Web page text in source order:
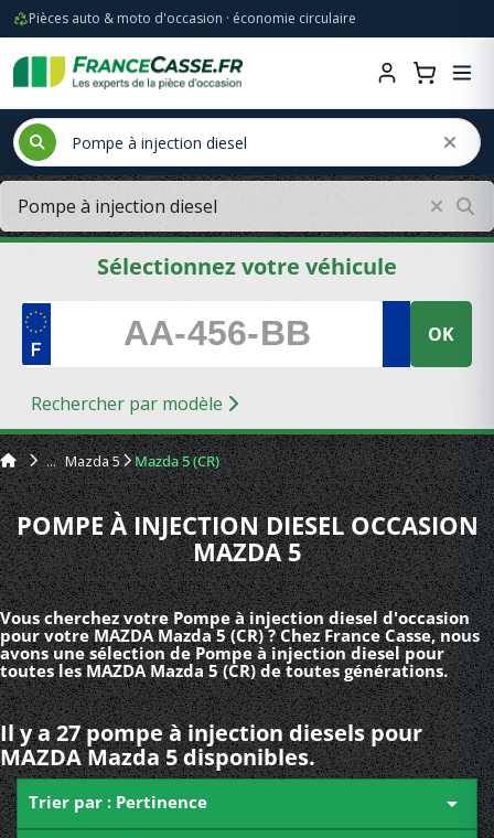
Pièces auto & moto d'occasion · économie circulaire
Sélectionnez votre véhicule
OK
Rechercher par modèle
Mazda 5 Mazda 5 (CR)
POMPE À INJECTION DIESEL OCCASION
MAZDA 5
Vous cherchez votre Pompe à injection diesel d'occasion
pour votre MAZDA Mazda 5 (CR) ? Chez France Casse, nous
avons une sélection de Pompe à injection diesel pour
toutes les MAZDA Mazda 5 (CR) de toutes générations.
Il y a 27 pompe à injection diesels pour
MAZDA Mazda 5 disponibles.
Trier par : Pertinence 